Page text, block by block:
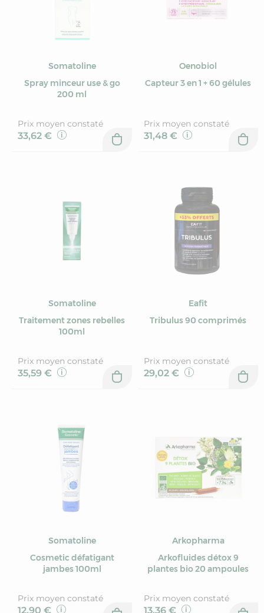
Somatoline
Spray minceur use & go
200 ml
Prix moyen constaté
33,62 €
Oenobiol
Capteur 3 en 1 + 60 gélules
Prix moyen constaté
31,48 €
Somatoline
Traitement zones rebelles
100ml
Prix moyen constaté
35,59 €
Eafit
Tribulus 90 comprimés
Prix moyen constaté
29,02 €
Somatoline
Cosmetic défatigant
jambes 100ml
Prix moyen constaté
12,90 €
Arkopharma
Arkofluides détox 9
plantes bio 20 ampoules
Prix moyen constaté
13,36 €